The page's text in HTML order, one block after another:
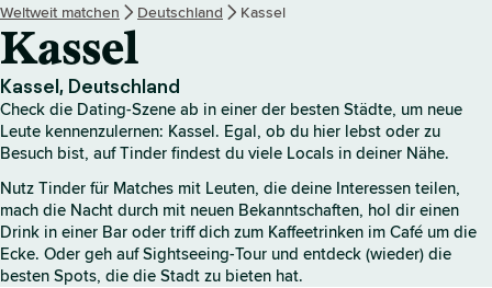
r
a
r
t
e
i
t
e
Weltweit matchen Deutschland Kassel
Kassel
Kassel, Deutschland
Check die Dating-Szene ab in einer der besten Städte, um neue
Leute kennenzulernen: Kassel. Egal, ob du hier lebst oder zu
Besuch bist, auf Tinder findest du viele Locals in deiner Nähe.
Nutz Tinder für Matches mit Leuten, die deine Interessen teilen,
mach die Nacht durch mit neuen Bekanntschaften, hol dir einen
Drink in einer Bar oder triff dich zum Kaffeetrinken im Café um die
Ecke. Oder geh auf Sightseeing-Tour und entdeck (wieder) die
besten Spots, die die Stadt zu bieten hat.